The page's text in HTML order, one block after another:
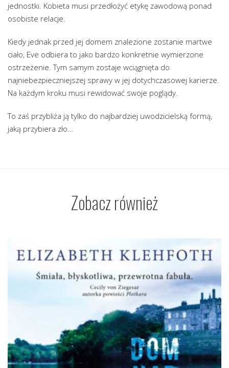
jednostki. Kobieta musi przedłożyć etykę zawodową ponad
osobiste relacje.
Kiedy jednak przed jej domem znalezione zostanie martwe
ciało, Eve odbiera to jako bardzo konkretnie wymierzone
ostrzeżenie. Tym samym zostaje wciągnięta do
najniebezpieczniejszej sprawy w jej dotychczasowej karierze.
Na każdym kroku musi rewidować swoje poglądy.
To zaś przybliża ją tylko do najbardziej uwodzicielską formą,
jaką przybiera zło…
Zobacz również